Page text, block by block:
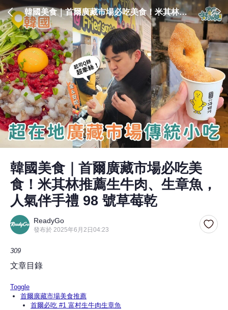
韓國美食｜首爾廣藏市場必吃美食！米其林推
薦生牛肉、生章魚，人氣伴手禮 98 號草莓乾
韓國美食｜首爾廣藏市場必吃美
食！米其林推薦生牛肉、生章魚，
人氣伴手禮 98 號草莓乾
ReadyGo
發布於 2025年6月2日04:23
309
文章目錄
Toggle
首爾廣藏市場美食推薦
首爾必吃 #1 富村生牛肉生章魚